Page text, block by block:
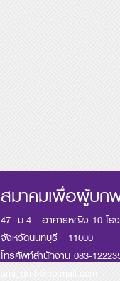
สมาคมเพื่อผู้บก
47 ม.4 อาคารหญิง 10 โร
จังหวัดนนทบุรี 11000
โทรศัพท์สำนักงาน 083-